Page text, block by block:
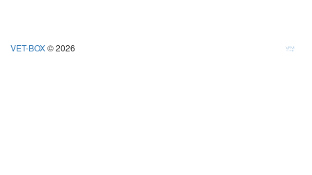
VET-BOX© 2026